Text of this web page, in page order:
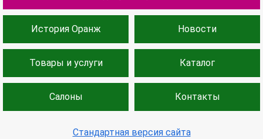
История Оранж Новости
Товары и услуги Каталог
Салоны Контакты
Стандартная версия сайта